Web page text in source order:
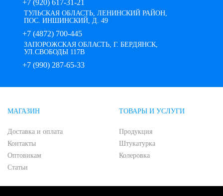
+7 (920) 617-31-21
ТУЛЬСКАЯ ОБЛАСТЬ, ЛЕНИНСКИЙ РАЙОН,
ПОС. ИНШИНСКИЙ, Д. 49
+7 (4872) 700-445
ЗАПОРОЖСКАЯ ОБЛАСТЬ, Г. БЕРДЯНСК,
УЛ.СВОБОДЫ 117В
+7 (990) 287-65-33
МАГАЗИН
Доставка и оплата
Контакты
Оптовикам
Статьи
ТОВАРЫ И УСЛУГИ
Продукция
Штукатурка
Колеровка